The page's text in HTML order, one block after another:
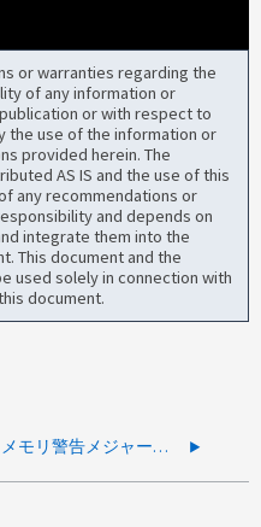
or warranties regarding the
of any information or
or with respect to
the use of the information or
provided herein. The
AS IS and the use of this
any recommendations or
and depends on
integrate them into the
This document and the
used solely in connection with
document.
メモリ警告メジャーコード0xEDでAFF A800が起動しない